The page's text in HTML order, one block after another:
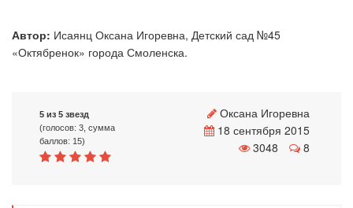
Автор: Исаянц Оксана Игоревна, Детский сад №45
«Октябренок» города Смоленска.
5 из 5 звезд
(голосов: 3, сумма
баллов: 15)
Оксана Игоревна
18 сентября 2015
3048
8